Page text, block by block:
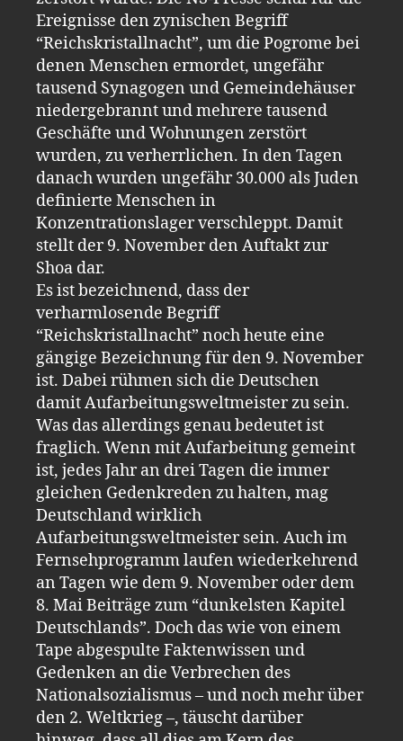
Ereignisse den zynischen Begriff
“Reichskristallnacht”, um die Pogrome bei
denen Menschen ermordet, ungefähr
tausend Synagogen und Gemeindehäuser
niedergebrannt und mehrere tausend
Geschäfte und Wohnungen zerstört
wurden, zu verherrlichen. In den Tagen
danach wurden ungefähr 30.000 als Juden
definierte Menschen in
Konzentrationslager verschleppt. Damit
stellt der 9. November den Auftakt zur
Shoa dar.
Es ist bezeichnend, dass der
verharmlosende Begriff
“Reichskristallnacht” noch heute eine
gängige Bezeichnung für den 9. November
ist. Dabei rühmen sich die Deutschen
damit Aufarbeitungsweltmeister zu sein.
Was das allerdings genau bedeutet ist
fraglich. Wenn mit Aufarbeitung gemeint
ist, jedes Jahr an drei Tagen die immer
gleichen Gedenkreden zu halten, mag
Deutschland wirklich
Aufarbeitungsweltmeister sein. Auch im
Fernsehprogramm laufen wiederkehrend
an Tagen wie dem 9. November oder dem
8. Mai Beiträge zum “dunkelsten Kapitel
Deutschlands”. Doch das wie von einem
Tape abgespulte Faktenwissen und
Gedenken an die Verbrechen des
Nationalsozialismus – und noch mehr über
den 2. Weltkrieg –, täuscht darüber